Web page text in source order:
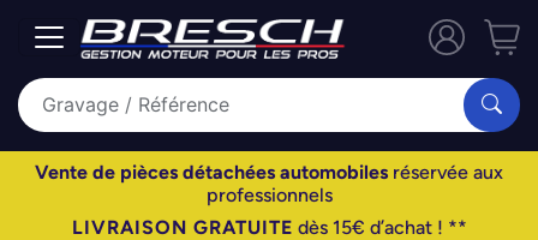
Vente de pièces détachées automobiles réservée aux
professionnels
LIVRAISON GRATUITE dès 15€ d’achat ! **